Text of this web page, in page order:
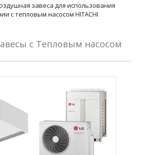
завеса для использования
с тепловым насосом HITACHI
с Тепловым насосом